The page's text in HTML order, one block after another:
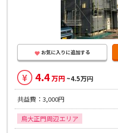
お気に入りに追加する
¥ 4.4万円 ~4.5万円
共益費：3,000円
鳥大正門周辺エリア